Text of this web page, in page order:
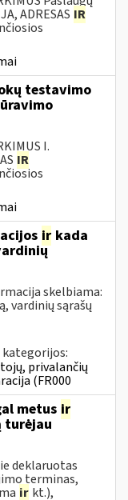
ADRESAS IR
testavimo
I.
IR
ir kada
skelbiama:
vardinių sąrašų
kategorijos:
privalančių
(FR000
metus ir
turėjau
deklaruotas
terminas,
ir kt.),